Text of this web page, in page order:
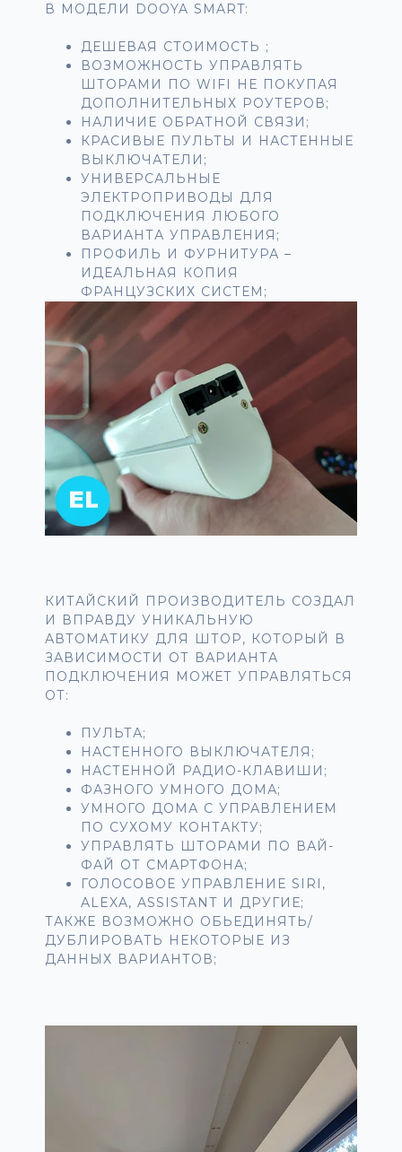
В МОДЕЛИ DOOYA SMART:
ДЕШЕВАЯ СТОИМОСТЬ ;
ВОЗМОЖНОСТЬ УПРАВЛЯТЬ
ШТОРАМИ ПО WIFI НЕ ПОКУПАЯ
ДОПОЛНИТЕЛЬНЫХ РОУТЕРОВ;
НАЛИЧИЕ ОБРАТНОЙ СВЯЗИ;
КРАСИВЫЕ ПУЛЬТЫ И НАСТЕННЫЕ
ВЫКЛЮЧАТЕЛИ;
УНИВЕРСАЛЬНЫЕ
ЭЛЕКТРОПРИВОДЫ ДЛЯ
ПОДКЛЮЧЕНИЯ ЛЮБОГО
ВАРИАНТА УПРАВЛЕНИЯ;
ПРОФИЛЬ И ФУРНИТУРА –
ИДЕАЛЬНАЯ КОПИЯ
ФРАНЦУЗСКИХ СИСТЕМ;
КИТАЙСКИЙ ПРОИЗВОДИТЕЛЬ СОЗДАЛ
И ВПРАВДУ УНИКАЛЬНУЮ
АВТОМАТИКУ ДЛЯ ШТОР, КОТОРЫЙ В
ЗАВИСИМОСТИ ОТ ВАРИАНТА
ПОДКЛЮЧЕНИЯ МОЖЕТ УПРАВЛЯТЬСЯ
ОТ:
ПУЛЬТА;
НАСТЕННОГО ВЫКЛЮЧАТЕЛЯ;
НАСТЕННОЙ РАДИО-КЛАВИШИ;
ФАЗНОГО УМНОГО ДОМА;
УМНОГО ДОМА С УПРАВЛЕНИЕМ
ПО СУХОМУ КОНТАКТУ;
УПРАВЛЯТЬ ШТОРАМИ ПО ВАЙ-
ФАЙ ОТ СМАРТФОНА;
ГОЛОСОВОЕ УПРАВЛЕНИЕ SIRI,
ALEXA, ASSISTANT И ДРУГИЕ;
ТАКЖЕ ВОЗМОЖНО ОБЬЕДИНЯТЬ/
ДУБЛИРОВАТЬ НЕКОТОРЫЕ ИЗ
ДАННЫХ ВАРИАНТОВ;